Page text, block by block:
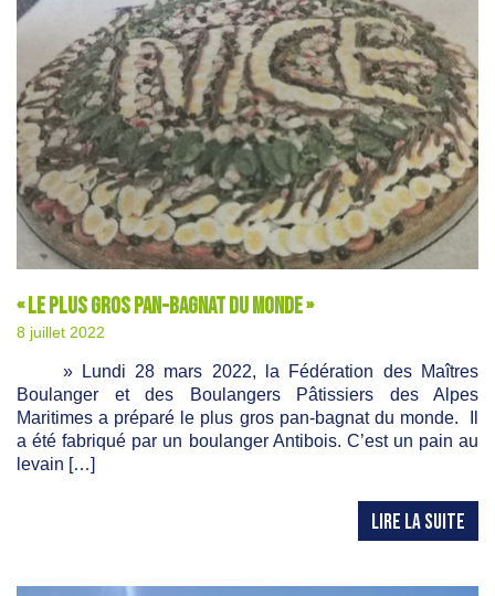
« Le plus gros pan-bagnat du monde »
8 juillet 2022
» Lundi 28 mars 2022, la Fédération des Maîtres
Boulanger et des Boulangers Pâtissiers des Alpes
Maritimes a préparé le plus gros pan-bagnat du monde. Il
a été fabriqué par un boulanger Antibois. C’est un pain au
levain […]
LIRE LA SUITE